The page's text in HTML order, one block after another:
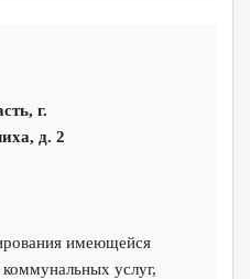
г.
д. 2
имеющейся
услуг,